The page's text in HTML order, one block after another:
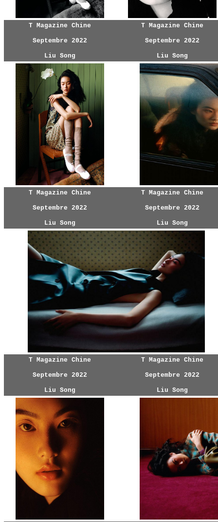
T Magazine Chine
Septembre 2022
Liu Song
T Magazine Chine
Septembre 2022
Liu Song
T Magazine Chine
Septembre 2022
Liu Song
T Magazine Chine
Septembre 2022
Liu Song
T Magazine Chine
Septembre 2022
Liu Song
T Magazine Chine
Septembre 2022
Liu Song